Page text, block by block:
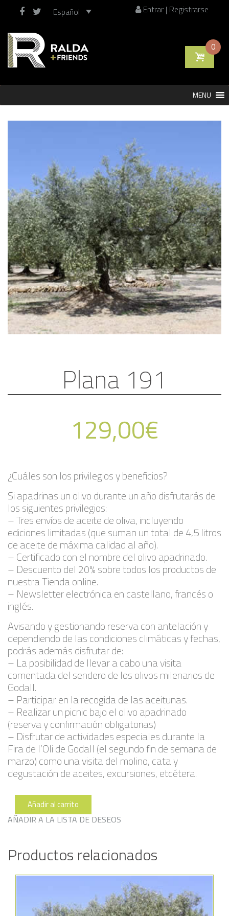
Español Entrar | Registrarse
0
Saltar
MENU
Plana 191
129,00€
¿Cuáles son los privilegios y beneficios?
Si apadrinas un olivo durante un año disfrutarás de
los siguientes privilegios:
– Tres envíos de aceite de oliva, incluyendo
ediciones limitadas (que suman un total de 4,5 litros
de aceite de máxima calidad al año).
– Certificado con el nombre del olivo apadrinado.
– Descuento del 20% sobre todos los productos de
nuestra Tienda online.
– Newsletter electrónica en castellano, francés o
inglés.
Avisando y gestionando reserva con antelación y
dependiendo de las condiciones climáticas y fechas,
podrás además disfrutar de:
– La posibilidad de llevar a cabo una visita
comentada del sendero de los olivos milenarios de
Godall.
– Participar en la recogida de las aceitunas.
– Realizar un picnic bajo el olivo apadrinado
(reserva y confirmación obligatorias)
– Disfrutar de actividades especiales durante la
Fira de l’Oli de Godall (el segundo fin de semana de
marzo) como una visita del molino, cata y
degustación de aceites, excursiones, etcétera.
Plana
191
Añadir al carrito
AÑADIR A LA LISTA DE DESEOS
Productos relacionados
Añadir a la lista de deseos